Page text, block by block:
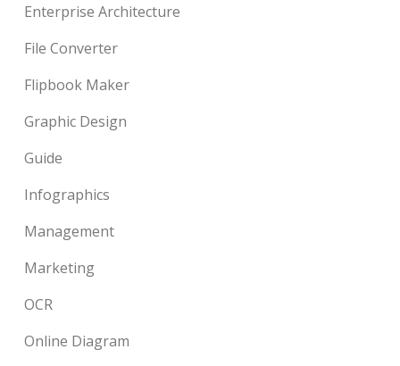
Enterprise Architecture
File Converter
Flipbook Maker
Graphic Design
Guide
Infographics
Management
Marketing
OCR
Online Diagram